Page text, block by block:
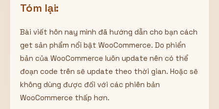
Tóm lại:
Bài viết hôn nay mình đã hướng dẫn cho bạn cách
get sản phẩm nổi bật WooCommerce. Do phiển
bản của WooCommerce luôn update nên có thể
đoạn code trên sẽ update theo thời gian. Hoặc sẽ
không dùng được đối với các phiên bản
WooCommerce thấp hơn.